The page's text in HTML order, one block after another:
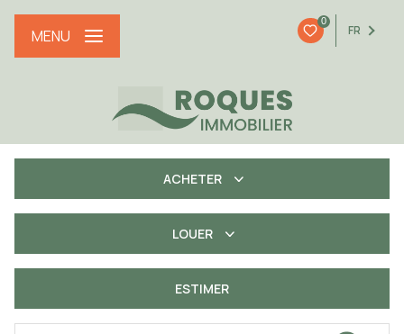
0
FR
MENU
ACHETER
De l'immo pro
LOUER
ESTIMER